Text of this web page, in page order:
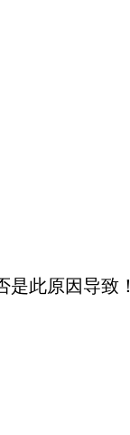
此原因导致！